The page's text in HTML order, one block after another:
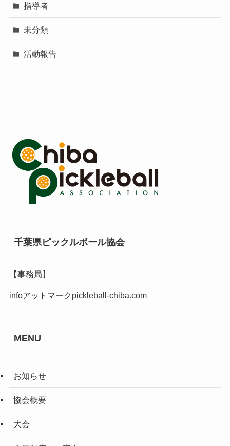
指導者
未分類
活動報告
千葉県ピックルボール協会
【事務局】
infoアットマークpickleball-chiba.com
MENU
お知らせ
協会概要
大会